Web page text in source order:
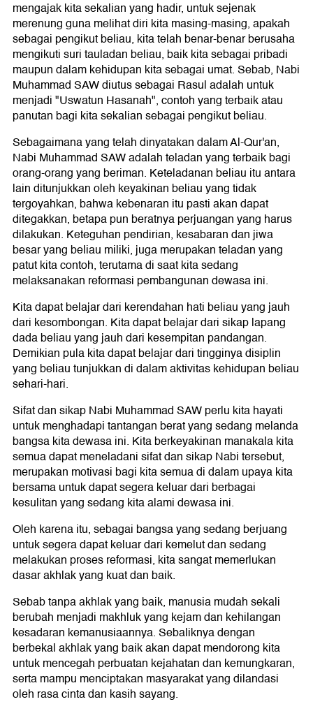
mengajak kita sekalian yang hadir, untuk sejenak
merenung guna melihat diri kita masing-masing, apakah
sebagai pengikut beliau, kita telah benar-benar berusaha
mengikuti suri tauladan beliau, baik kita sebagai pribadi
maupun dalam kehidupan kita sebagai umat. Sebab, Nabi
Muhammad SAW diutus sebagai Rasul adalah untuk
menjadi "Uswatun Hasanah", contoh yang terbaik atau
panutan bagi kita sekalian sebagai pengikut beliau.
Sebagaimana yang telah dinyatakan dalam Al-Qur'an,
Nabi Muhammad SAW adalah teladan yang terbaik bagi
orang-orang yang beriman. Keteladanan beliau itu antara
lain ditunjukkan oleh keyakinan beliau yang tidak
tergoyahkan, bahwa kebenaran itu pasti akan dapat
ditegakkan, betapa pun beratnya perjuangan yang harus
dilakukan. Keteguhan pendirian, kesabaran dan jiwa
besar yang beliau miliki, juga merupakan teladan yang
patut kita contoh, terutama di saat kita sedang
melaksanakan reformasi pembangunan dewasa ini.
Kita dapat belajar dari kerendahan hati beliau yang jauh
dari kesombongan. Kita dapat belajar dari sikap lapang
dada beliau yang jauh dari kesempitan pandangan.
Demikian pula kita dapat belajar dari tingginya disiplin
yang beliau tunjukkan di dalam aktivitas kehidupan beliau
sehari-hari.
Sifat dan sikap Nabi Muhammad SAW perlu kita hayati
untuk menghadapi tantangan berat yang sedang melanda
bangsa kita dewasa ini. Kita berkeyakinan manakala kita
semua dapat meneladani sifat dan sikap Nabi tersebut,
merupakan motivasi bagi kita semua di dalam upaya kita
bersama untuk dapat segera keluar dari berbagai
kesulitan yang sedang kita alami dewasa ini.
Oleh karena itu, sebagai bangsa yang sedang berjuang
untuk segera dapat keluar dari kemelut dan sedang
melakukan proses reformasi, kita sangat memerlukan
dasar akhlak yang kuat dan baik.
Sebab tanpa akhlak yang baik, manusia mudah sekali
berubah menjadi makhluk yang kejam dan kehilangan
kesadaran kemanusiaannya. Sebaliknya dengan
berbekal akhlak yang baik akan dapat mendorong kita
untuk mencegah perbuatan kejahatan dan kemungkaran,
serta mampu menciptakan masyarakat yang dilandasi
oleh rasa cinta dan kasih sayang.